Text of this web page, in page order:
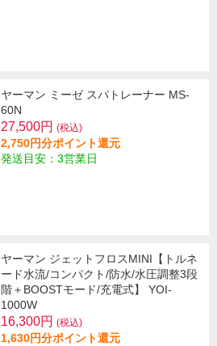
ヤーマン ミーゼ スパトレーナー MS-
60N
27,500円 (税込)
2,750円分ポイント還元
発送目安：3営業日
ヤーマン ジェットフロスMINI【トルネ
ード水流/コンパクト/防水/水圧調整3段
階＋BOOSTモード/充電式】 YOI-
1000W
16,300円 (税込)
1,630円分ポイント還元